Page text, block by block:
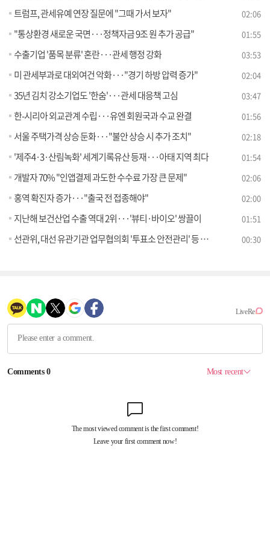
트럼프, 관세유예 연장 질문에 "그때 가서 보자" 02:06
"통상환경 새로운 국면···정책자금 9조 원 추가 공급" 01:55
수출기업 '품목 분류' 혼란···관세 행정 강화 03:53
미 관세부과로 대외여건 악화···"경기 하방 압력 증가" 02:04
35년 김치 강소기업도 '한숨'···관세 대응책 고심 03:47
한-시리아 외교관계 수립···유엔 회원국과 수교 완결 01:56
서울 주택가격 상승 둔화···"불안 상승 시 추가 조치" 02:18
'제주4·3·산림녹화' 세계기록유산 등재···아태 지역 최다 01:54
개발자 70% "인앱결제 과도한 수수료 가장 큰 문제" 02:06
홍역 확진자 증가···"출국 전 접종해야" 02:00
지난해 보건산업 수출 역대 2위···'뷰티·바이오' 쌍끌이 01:51
선관위, 대선 유관기관 업무협의회 '투표소 안전관리' 등 논의 00:30